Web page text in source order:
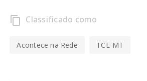
content_copy Classificado como
Acontece na Rede TCE-MT